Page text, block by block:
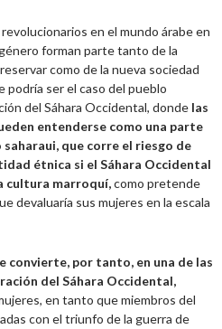
en el mundo árabe en
forman parte tanto de la
como de la nueva sociedad
ser el caso del pueblo
del Sáhara Occidental, donde las
entenderse como una parte
que corre el riesgo de
étnica si el Sáhara Occidental
cultura marroquí,como pretende
devaluaría sus mujeres en la escala
convierte, por tanto, en una de las
del Sáhara Occidental,
en tanto que miembros del
con el triunfo de la guerra de